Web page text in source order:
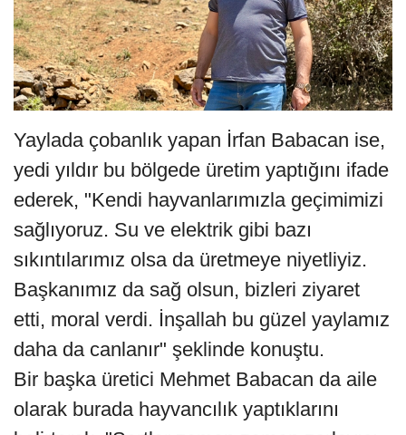
Yaylada çobanlık yapan İrfan Babacan ise,
yedi yıldır bu bölgede üretim yaptığını ifade
ederek, "Kendi hayvanlarımızla geçimimizi
sağlıyoruz. Su ve elektrik gibi bazı
sıkıntılarımız olsa da üretmeye niyetliyiz.
Başkanımız da sağ olsun, bizleri ziyaret
etti, moral verdi. İnşallah bu güzel yaylamız
daha da canlanır" şeklinde konuştu.
Bir başka üretici Mehmet Babacan da aile
olarak burada hayvancılık yaptıklarını